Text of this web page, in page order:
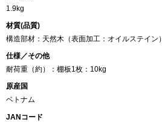
1.9kg
材質(品質)
構造部材：天然木（表面加工：オイルステイン）
仕様／その他
耐荷重（約）：棚板1枚：10kg
原産国
ベトナム
JANコード